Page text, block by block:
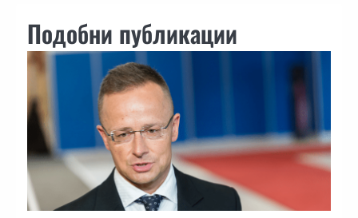
Подобни публикации